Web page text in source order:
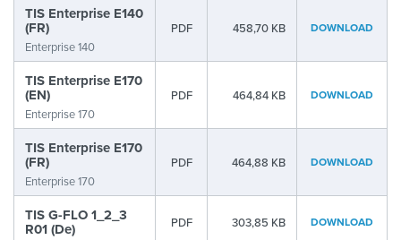
TIS Enterprise E140
(FR)
Enterprise 140
PDF 458,70 KB DOWNLOAD
TIS Enterprise E170
(EN)
Enterprise 170
PDF 464,84 KB DOWNLOAD
TIS Enterprise E170
(FR)
Enterprise 170
PDF 464,88 KB DOWNLOAD
TIS G-FLO 1_2_3
R01 (De) PDF 303,85 KB DOWNLOAD